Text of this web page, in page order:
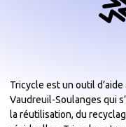
Tricycle est un outil
Vaudreuil-Soulanges qui
la réutilisation, du